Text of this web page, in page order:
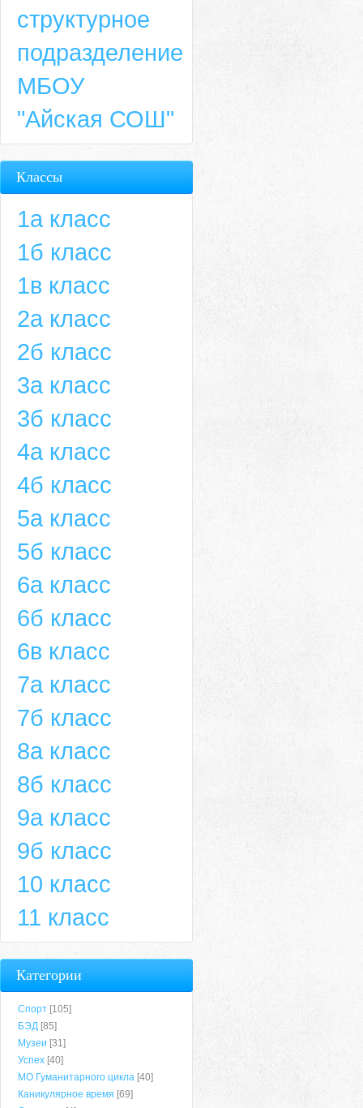
структурное
подразделение
МБОУ
"Айская СОШ"
Классы
1а класс
1б класс
1в класс
2а класс
2б класс
3а класс
3б класс
4а класс
4б класс
5а класс
5б класс
6а класс
6б класс
6в класс
7а класс
7б класс
8а класс
8б класс
9а класс
9б класс
10 класс
11 класс
Категории
Спорт [105]
БЭД [85]
Музеи [31]
Успех [40]
МО Гуманитарного цикла [40]
Каникулярное время [69]